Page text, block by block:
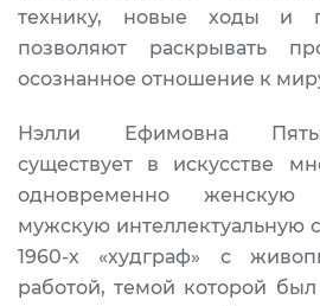
технику, новые ходы и
позволяют раскрывать
осознанное отношение к
Нэлли Ефимовна
существует в искусстве
одновременно женскую
мужскую интеллектуальную
1960-х «худграф» с
работой, темой которой